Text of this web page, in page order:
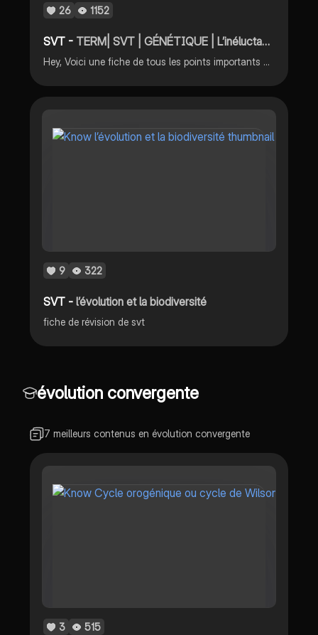
26 1152
SVT - TERM| SVT | GÉNÉTIQUE | L’inéluctable évolution des génomes au sein des populations
Hey, Voici une fiche de tous les points importants en Spé SVT sur l’inéluctable évolution des génomes au sein des populations. N’hésitez pas à liker et à vous abonner pour me soutenir 💕.
9 322
SVT -l’évolution et la biodiversité
fiche de révision de svt
évolution convergente
7 meilleurs contenus en évolution convergente
3 515